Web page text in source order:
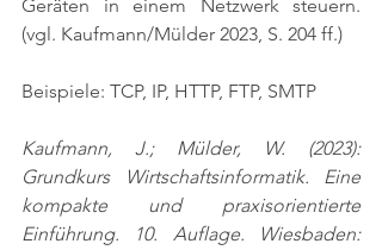
(vgl. Kaufmann/Mülder 2023, S. 204 ff.)
Beispiele: TCP, IP, HTTP, FTP, SMTP
Kaufmann, J.; Mülder, W. (2023):
Grundkurs Wirtschaftsinformatik. Eine
kompakte und praxisorientierte
Einführung. 10. Auflage. Wiesbaden: